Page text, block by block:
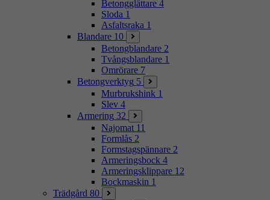
Betongglättare 4
Sloda 1
Asfaltsraka 1
Blandare 10
Betongblandare 2
Tvångsblandare 1
Omrörare 7
Betongverktyg 5
Murbrukshink 1
Slev 4
Armering 32
Najomat 11
Formlås 2
Formstagspännare 2
Armeringsbock 4
Armeringsklippare 12
Bockmaskin 1
Trädgård 80